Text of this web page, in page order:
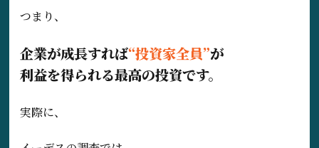
つまり、
企業が成長すれば“投資家全員”が
利益を得られる最高の投資です。
実際に、